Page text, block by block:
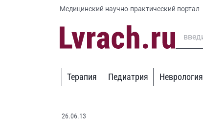
Медицинский научно-практический портал
Терапия Педиатрия Неврология
26.06.13